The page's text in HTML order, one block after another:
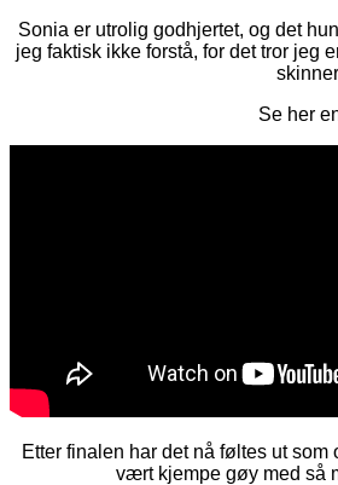
Sonia er utrolig godhjertet, og det
jeg faktisk ikke forstå, for det tror jeg
Se her
Etter finalen har det nå føltes ut
vært kjempe gøy med så